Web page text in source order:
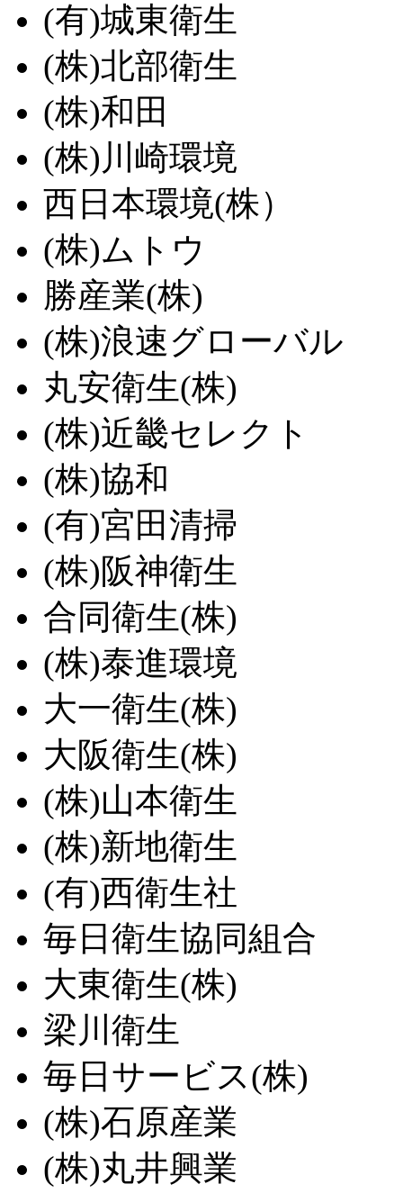
(有)城東衛生
(株)北部衛生
(株)和田
(株)川崎環境
西日本環境(株）
(株)ムトウ
勝産業(株)
(株)浪速グローバル
丸安衛生(株)
(株)近畿セレクト
(株)協和
(有)宮田清掃
(株)阪神衛生
合同衛生(株)
(株)泰進環境
大一衛生(株)
大阪衛生(株)
(株)山本衛生
(株)新地衛生
(有)西衛生社
毎日衛生協同組合
大東衛生(株)
梁川衛生
毎日サービス(株)
(株)石原産業
(株)丸井興業